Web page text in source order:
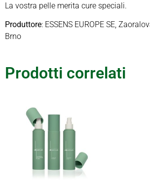
La vostra pelle merita cure speciali.
Produttore: ESSENS EUROPE SE,
Brno
Prodotti correlati